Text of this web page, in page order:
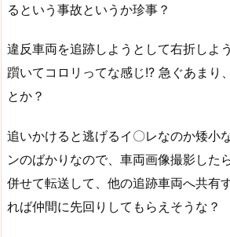
るという事故というか珍事？
違反車両を追跡しようとして右折しよ
躓いてコロリってな感じ!? 急ぐあまり
とか？
追いかけると逃げるイ〇レなのか矮小
ンのばかりなので、車両画像撮影した
併せて転送して、他の追跡車両へ共有
れば仲間に先回りしてもらえそうな？